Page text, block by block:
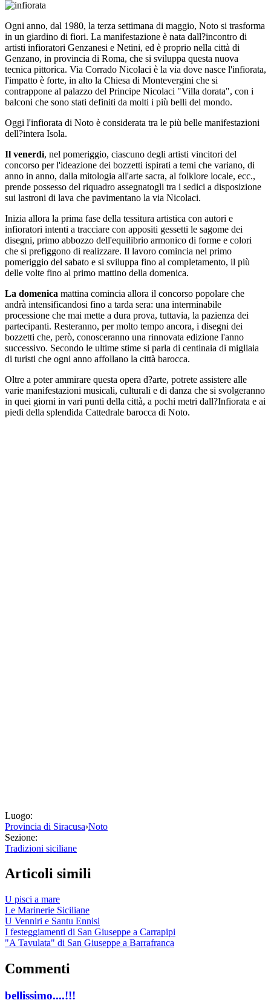
Ogni anno, dal 1980, la terza settimana di maggio, Noto si trasforma
in un giardino di fiori. La manifestazione è nata dall?incontro di
artisti infioratori Genzanesi e Netini, ed è proprio nella città di
Genzano, in provincia di Roma, che si sviluppa questa nuova
tecnica pittorica. Via Corrado Nicolaci è la via dove nasce l'infiorata,
l'impatto è forte, in alto la Chiesa di Montevergini che si
contrappone al palazzo del Principe Nicolaci "Villa dorata", con i
balconi che sono stati definiti da molti i più belli del mondo.
Oggi l'infiorata di Noto è considerata tra le più belle manifestazioni
dell?intera Isola.
Il venerdì, nel pomeriggio, ciascuno degli artisti vincitori del
concorso per l'ideazione dei bozzetti ispirati a temi che variano, di
anno in anno, dalla mitologia all'arte sacra, al folklore locale, ecc.,
prende possesso del riquadro assegnatogli tra i sedici a disposizione
sui lastroni di lava che pavimentano la via Nicolaci.
Inizia allora la prima fase della tessitura artistica con autori e
infioratori intenti a tracciare con appositi gessetti le sagome dei
disegni, primo abbozzo dell'equilibrio armonico di forme e colori
che si prefiggono di realizzare. Il lavoro comincia nel primo
pomeriggio del sabato e si sviluppa fino al completamento, il più
delle volte fino al primo mattino della domenica.
La domenica mattina comincia allora il concorso popolare che
andrà intensificandosi fino a tarda sera: una interminabile
processione che mai mette a dura prova, tuttavia, la pazienza dei
partecipanti. Resteranno, per molto tempo ancora, i disegni dei
bozzetti che, però, conosceranno una rinnovata edizione l'anno
successivo. Secondo le ultime stime si parla di centinaia di migliaia
di turisti che ogni anno affollano la città barocca.
Oltre a poter ammirare questa opera d?arte, potrete assistere alle
varie manifestazioni musicali, culturali e di danza che si svolgeranno
in quei giorni in vari punti della città, a pochi metri dall?Infiorata e ai
piedi della splendida Cattedrale barocca di Noto.
Luogo:
Provincia di Siracusa›Noto
Sezione:
Tradizioni siciliane
Articoli simili
U pisci a mare
Le Marinerie Siciliane
U Venniri e Santu Ennisi
I festeggiamenti di San Giuseppe a Carrapipi
"A Tavulata" di San Giuseppe a Barrafranca
Commenti
bellissimo....!!!